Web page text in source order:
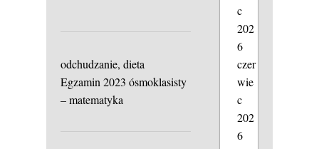
odchudzanie, dieta
Egzamin 2023 ósmoklasisty
– matematyka
c
202
6
czer
wie
c
202
6